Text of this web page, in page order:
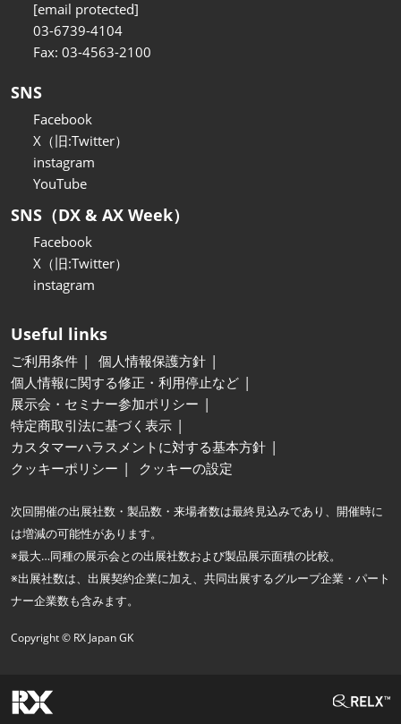
[email protected]
03-6739-4104
Fax: 03-4563-2100
SNS
Facebook
X（旧:Twitter）
instagram
YouTube
SNS（DX & AX Week）
Facebook
X（旧:Twitter）
instagram
Useful links
ご利用条件
個人情報保護方針
個人情報に関する修正・利用停止など
展示会・セミナー参加ポリシー
特定商取引法に基づく表示
カスタマーハラスメントに対する基本方針
クッキーポリシー
クッキーの設定
次回開催の出展社数・製品数・来場者数は最終見込みであり、開催時に
は増減の可能性があります。
※最大…同種の展示会との出展社数および製品展示面積の比較。
※出展社数は、出展契約企業に加え、共同出展するグループ企業・パート
ナー企業数も含みます。
Copyright © RX Japan GK